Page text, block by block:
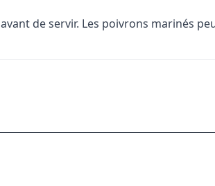
de servir. Les poivrons marinés